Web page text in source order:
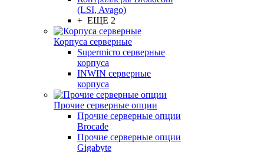
(LSI, Avago)
+ ЕЩЕ 2
Корпуса серверные
Supermicro серверные
корпуса
INWIN серверные
корпуса
Прочие серверные опции
Прочие серверные опции
Brocade
Прочие серверные опции
Gigabyte